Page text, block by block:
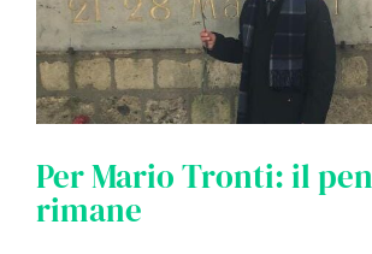
Per Mario Tronti: il
rimane